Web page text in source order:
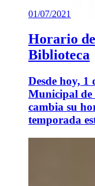
01/07/2021
Horario
Biblioteca
Desde hoy,
Municipal de
cambia su
temporada